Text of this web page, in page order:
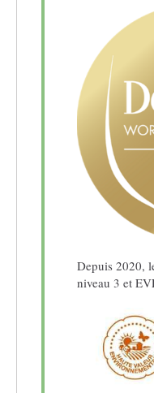
Depuis 2020,
niveau 3 et